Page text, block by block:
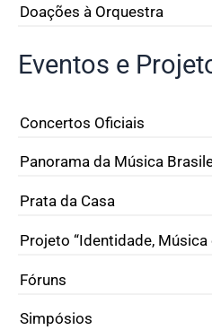
Doações à Orquestra
Eventos e
Concertos Oficiais
Panorama da Música
Prata da Casa
Projeto “Identidade, Música
Fóruns
Simpósios